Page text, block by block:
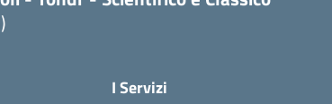
I Servizi